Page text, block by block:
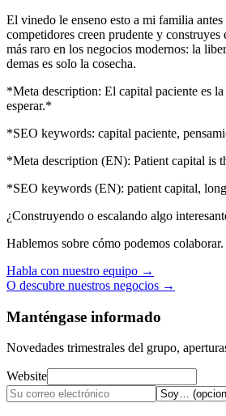
El vinedo le enseno esto a mi familia
competidores creen prudente y
más raro en los negocios modernos: la
demas es solo la cosecha.
*Meta description: El capital paciente es
esperar.*
*SEO keywords: capital paciente,
*Meta description (EN): Patient capital is
*SEO keywords (EN): patient capital,
¿Construyendo o escalando algo
Hablemos sobre cómo podemos colaborar.
Habla con nuestro equipo →
O descubre nuestros negocios →
Manténgase informado
Novedades trimestrales del grupo,
Website